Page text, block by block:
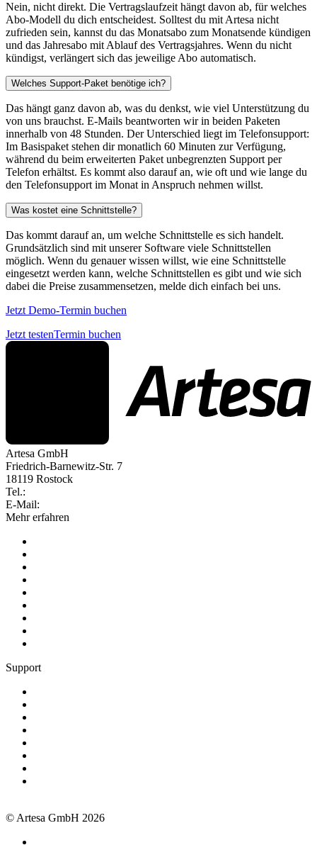
Nein, nicht direkt. Die Vertragslaufzeit hängt davon ab, für welches
Abo-Modell du dich entscheidest. Solltest du mit Artesa nicht
zufrieden sein, kannst du das Monatsabo zum Monatsende kündigen
und das Jahresabo mit Ablauf des Vertragsjahres. Wenn du nicht
kündigst, verlängert sich das jeweilige Abo automatisch.
Welches Support-Paket benötige ich?
Das hängt ganz davon ab, was du denkst, wie viel Unterstützung du
von uns brauchst. E-Mails beantworten wir in beiden Paketen
innerhalb von 48 Stunden. Der Unterschied liegt im Telefonsupport:
Im Basispaket stehen dir monatlich 60 Minuten zur Verfügung,
während du beim erweiterten Paket unbegrenzten Support per
Telefon erhältst. Es kommt also darauf an, wie oft und wie lange du
den Telefonsupport im Monat in Anspruch nehmen willst.
Was kostet eine Schnittstelle?
Das kommt darauf an, um welche Schnittstelle es sich handelt.
Grundsätzlich sind mit unserer Software viele Schnittstellen
möglich. Wenn du genauer wissen willst, wie eine Schnittstelle
eingesetzt werden kann, welche Schnittstellen es gibt und wie sich
dabei die Preise zusammensetzen, melde dich einfach bei uns.
Jetzt Demo-Termin buchen
Jetzt testenTermin buchen
Artesa GmbH
Friedrich-Barnewitz-Str. 7
18119 Rostock
Tel.:
E-Mail:
Mehr erfahren
Support
© Artesa GmbH 2026